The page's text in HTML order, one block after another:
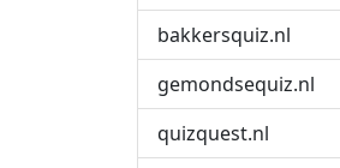
bakkersquiz.nl
gemondsequiz.nl
quizquest.nl